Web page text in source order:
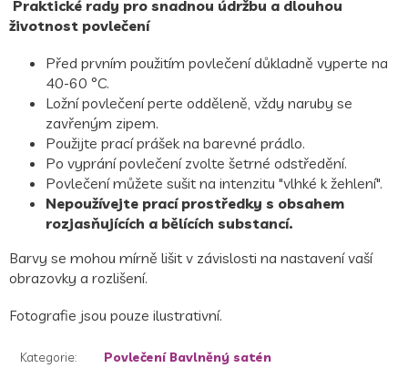
Praktické rady pro snadnou údržbu a dlouhou
životnost povlečení
Před prvním použitím povlečení důkladně vyperte na
40-60 °C.
Ložní povlečení perte odděleně, vždy naruby se
zavřeným zipem.
Použijte prací prášek na barevné prádlo.
Po vyprání povlečení zvolte šetrné odstředění.
Povlečení můžete sušit na intenzitu "vlhké k žehlení".
Nepoužívejte prací prostředky s obsahem
rozjasňujících a bělících substancí.
Barvy se mohou mírně lišit v závislosti na nastavení vaší
obrazovky a rozlišení.
Fotografie jsou pouze ilustrativní.
Kategorie: Povlečení Bavlněný satén